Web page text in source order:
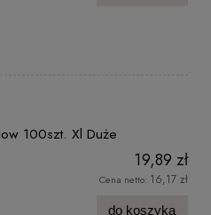
100szt. Xl Duże
19,89 zł
Cena netto: 16,17 zł
do koszyka